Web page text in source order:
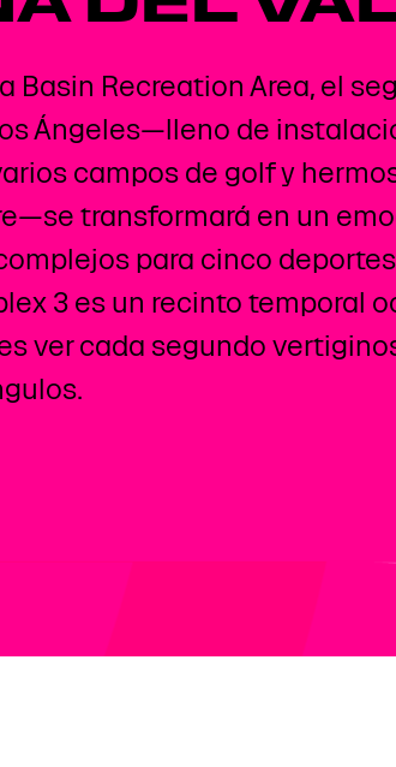
Basin Recreation Area, el
Ángeles—lleno de
campos de golf y
transformará en un
para cinco
3 es un recinto temporal
ver cada segundo